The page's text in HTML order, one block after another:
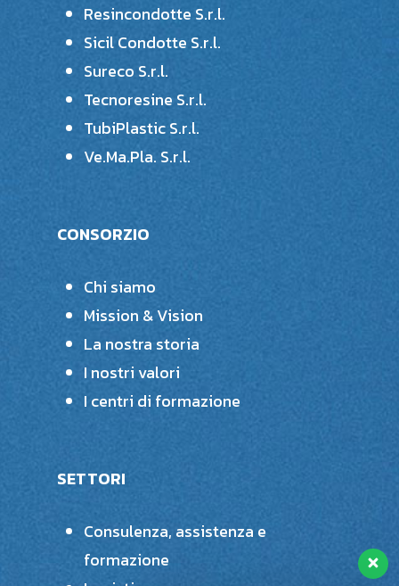
Resincondotte S.r.l.
Sicil Condotte S.r.l.
Sureco S.r.l.
Tecnoresine S.r.l.
TubiPlastic S.r.l.
Ve.Ma.Pla. S.r.l.
CONSORZIO
Chi siamo
Mission & Vision
La nostra storia
I nostri valori
I centri di formazione
SETTORI
Consulenza, assistenza e
formazione